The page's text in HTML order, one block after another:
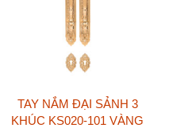
TAY NẮM ĐẠI SẢNH 3
KHÚC KS020-101 VÀNG